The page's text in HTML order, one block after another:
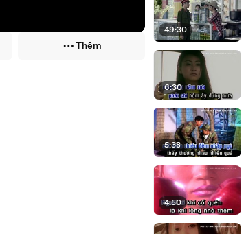
Thêm
49:30
6:30
5:38
4:50